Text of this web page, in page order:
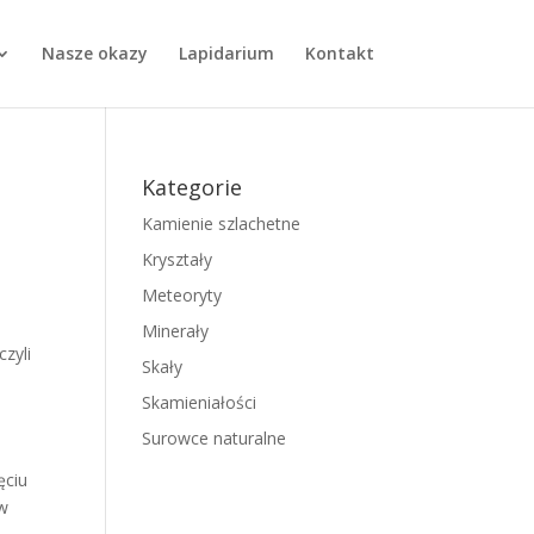
Nasze okazy Lapidarium Kontakt
Kategorie
Kamienie szlachetne
Kryształy
Meteoryty
Minerały
Skały
Skamieniałości
Surowce naturalne